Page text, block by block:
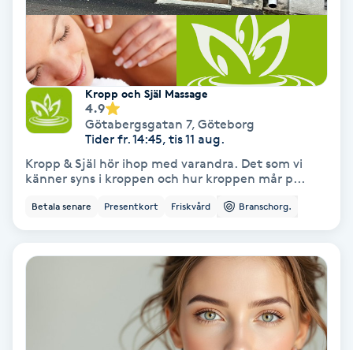
Fillers
Fotmassage
Fotsvamp
Fransar
Fransborttagning
Kropp och Själ Massage
4.9
Götabergsgatan 7, Göteborg
Tider fr. 14:45, tis 11 aug.
Kropp & Själ hör ihop med varandra. Det som vi
känner syns i kroppen och hur kroppen mår p...
Betala senare Presentkort Friskvård Branschorg.